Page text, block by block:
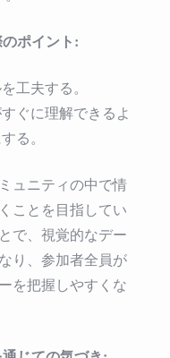
ポイント:
工夫する。
ぐに理解できるよ
る。
ュニティの中で情
ことを目指してい
で、視覚的なデー
り、参加者全員が
を把握しやすくな